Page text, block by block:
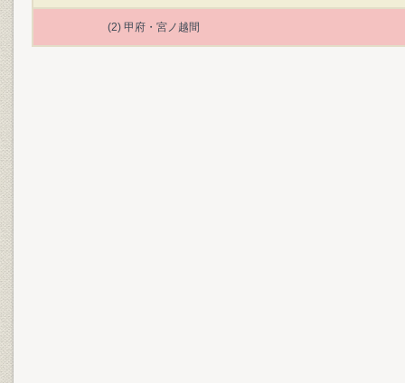
(2) 甲府・宮ノ越間